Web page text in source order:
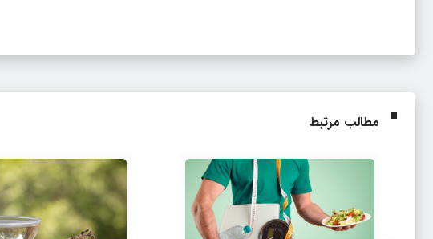
مطالب مرتبط